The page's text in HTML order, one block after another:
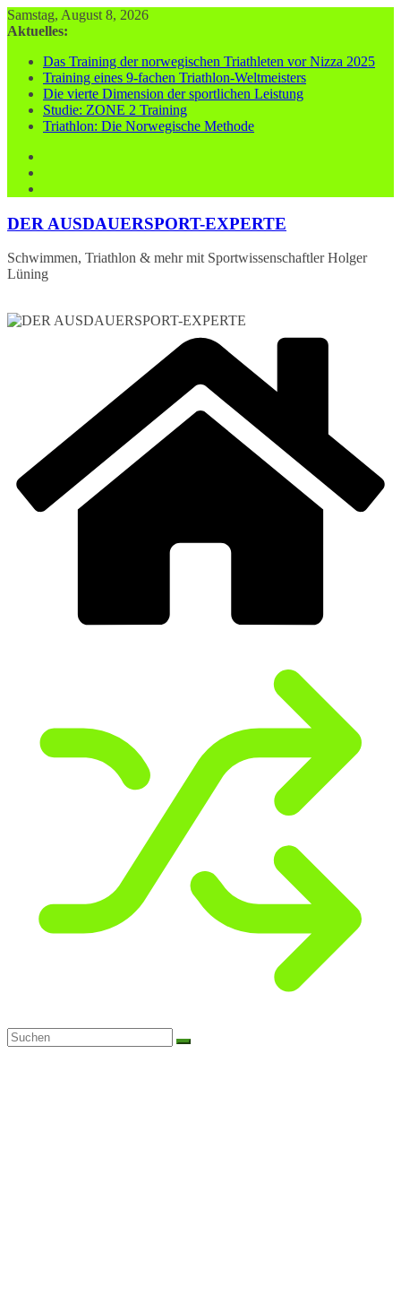
Zum
Inhalt
Samstag, August 8, 2026
Aktuelles:
Das Training der norwegischen Triathleten vor Nizza 2025
Training eines 9-fachen Triathlon-Weltmeisters
Die vierte Dimension der sportlichen Leistung
Studie: ZONE 2 Training
Triathlon: Die Norwegische Methode
DER AUSDAUERSPORT-EXPERTE
Schwimmen, Triathlon & mehr mit Sportwissenschaftler Holger
Lüning